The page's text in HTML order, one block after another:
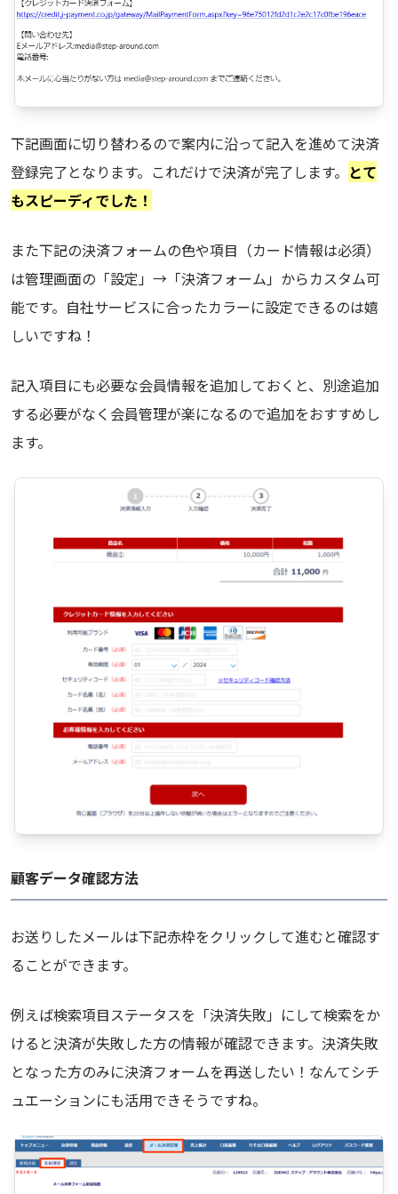
下記画面に切り替わるので案内に沿って記入を進めて決済
登録完了となります。これだけで決済が完了します。 とて
もスピーディでした！
また下記の決済フォームの色や項目（カード情報は必須）
は管理画面の「設定」→「決済フォーム」からカスタム可
能です。自社サービスに合ったカラーに設定できるのは嬉
しいですね！
記入項目にも必要な会員情報を追加しておくと、別途追加
する必要がなく会員管理が楽になるので追加をおすすめし
ます。
顧客データ確認方法
お送りしたメールは下記赤枠をクリックして進むと確認す
ることができます。
例えば検索項目ステータスを「決済失敗」にして検索をか
けると決済が失敗した方の情報が確認できます。決済失敗
となった方のみに決済フォームを再送したい！なんてシチ
ュエーションにも活用できそうですね。